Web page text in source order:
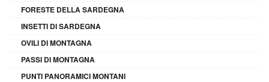
FORESTE DELLA SARDEGNA
INSETTI DI SARDEGNA
OVILI DI MONTAGNA
PASSI DI MONTAGNA
PUNTI PANORAMICI MONTANI